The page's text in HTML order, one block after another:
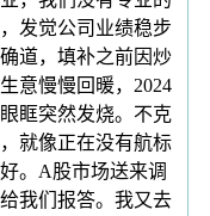
发觉公司业绩稳步
道，填补之前因炒
意慢慢回暖，2024
眶突然发烧。不克
就像正在没有航标
。A股市场送来调
我们报答。我又去